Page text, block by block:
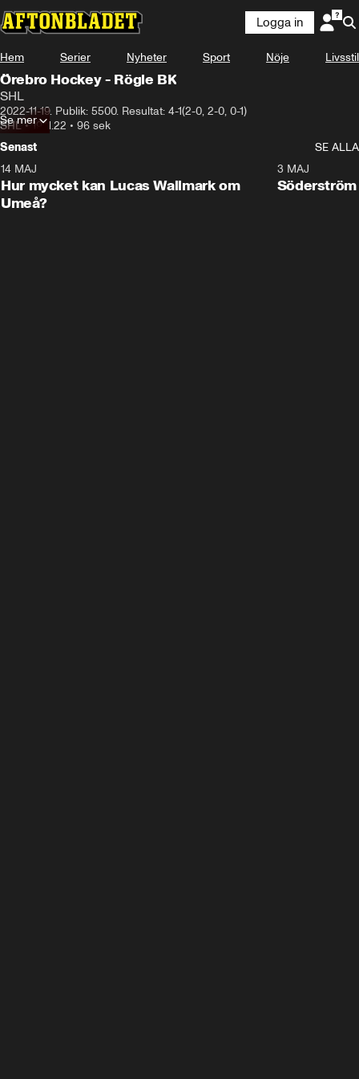
Logga in
Hem Serier Nyheter Sport Nöje Livsstil
Örebro Hockey - Rögle BK
SHL
2022-11-19. Publik: 5500. Resultat: 4-1(2-0, 2-0, 0-1)
SHL•19.11.22 • 96 sek
Se mer
Senast
SE ALLA
Plus
14 MAJ
Hur mycket kan Lucas Wallmark om
Umeå?
3 MAJ